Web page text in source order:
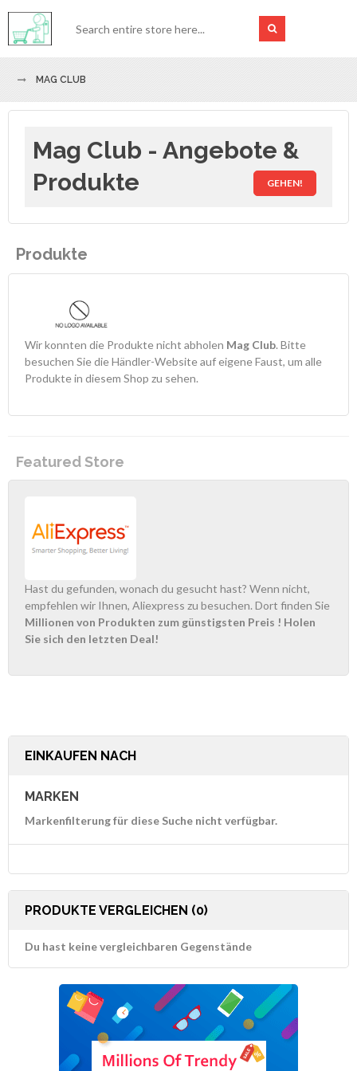
MAG CLUB
Mag Club - Angebote &
Produkte
GEHEN!
Produkte
Wir konnten die Produkte nicht abholen Mag Club. Bitte
besuchen Sie die Händler-Website auf eigene Faust, um alle
Produkte in diesem Shop zu sehen.
Featured Store
Hast du gefunden, wonach du gesucht hast? Wenn nicht,
empfehlen wir Ihnen, Aliexpress zu besuchen. Dort finden Sie
Millionen von Produkten zum günstigsten Preis ! Holen
Sie sich den letzten Deal!
EINKAUFEN NACH
MARKEN
Markenfilterung für diese Suche nicht verfügbar.
PRODUKTE VERGLEICHEN (0)
Du hast keine vergleichbaren Gegenstände